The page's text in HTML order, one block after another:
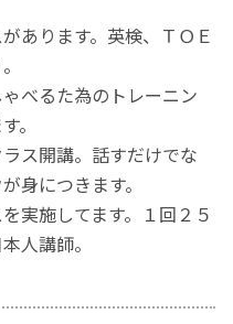
あります。英検、ＴＯＥ
べるた為のトレーニン
。
ス開講。話すだけでな
身につきます。
実施してます。１回２５
人講師。